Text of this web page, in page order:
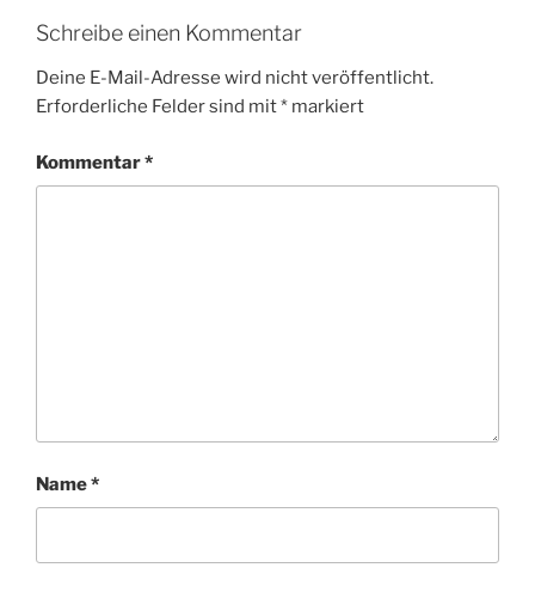
Schreibe einen Kommentar
Deine E-Mail-Adresse wird nicht veröffentlicht.
Erforderliche Felder sind mit* markiert
Kommentar*
Name*